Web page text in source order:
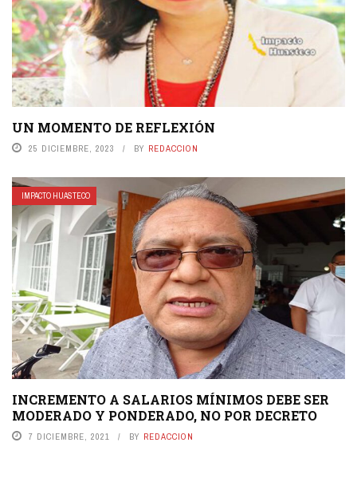
UN MOMENTO DE REFLEXIÓN
25 DICIEMBRE, 2023 BY REDACCION
IMPACTO HUASTECO
INCREMENTO A SALARIOS MÍNIMOS DEBE SER
MODERADO Y PONDERADO, NO POR DECRETO
7 DICIEMBRE, 2021 BY REDACCION